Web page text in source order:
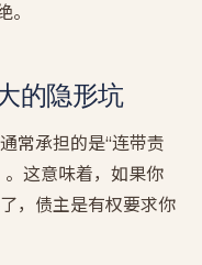
的隐形坑
常承担的是“连带责
这意味着，如果你
，债主是有权要求你